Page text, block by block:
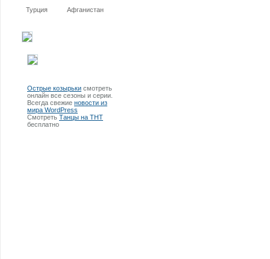
Турция Афганистан
Острые козырьки смотреть
онлайн все сезоны и серии.
Всегда свежие новости из
мира WordPress
Смотреть Танцы на ТНТ
бесплатно